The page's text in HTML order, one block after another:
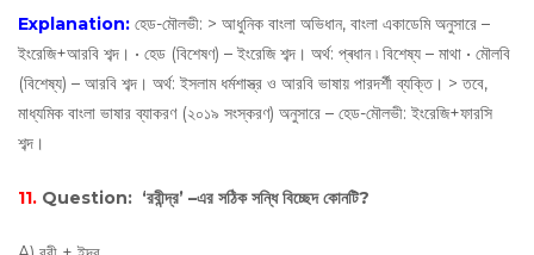
Explanation: হেড-মৌলভী: > আধুনিক বাংলা অভিধান, বাংলা একাডেমি অনুসারে –
ইংরেজি+আরবি শব্দ। • হেড (বিশেষণ) – ইংরেজি শব্দ। অর্থ: প্ৰধান ৷ বিশেষ্য – মাথা • মৌলবি
(বিশেষ্য) – আরবি শব্দ। অর্থ: ইসলাম ধর্মশাস্ত্র ও আরবি ভাষায় পারদর্শী ব্যক্তি। > তবে,
মাধ্যমিক বাংলা ভাষার ব্যাকরণ (২০১৯ সংস্করণ) অনুসারে – হেড-মৌলভী: ইংরেজি+ফারসি
শব্দ।
11. Question: ‘রবীন্দ্র’ –এর সঠিক সন্ধি বিচ্ছেদ কোনটি?